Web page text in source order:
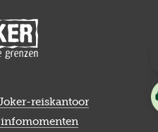
reiskantoor
infomomenten